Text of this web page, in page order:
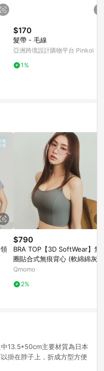
$170
髮帶 - 毛線
亞洲跨境設計購物平台 Pinkoi
1%
$790
BRA TOP【3D SoftWear】無鋼
圈貼合式無痕背心 ​(軟綿綿灰)
Qmomo
2%
13.5*50cm主要材質為日本
掛在脖子上，折成方型方便